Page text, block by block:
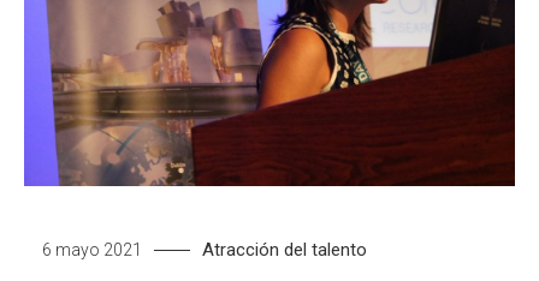
6 mayo 2021 Atracción del talento